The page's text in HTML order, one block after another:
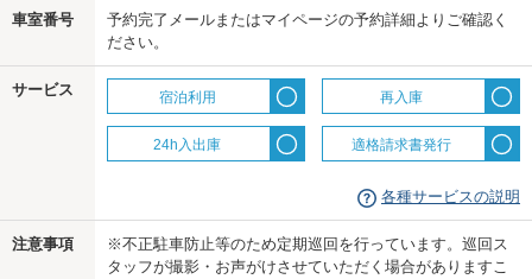
us
車室番号
予約完了メールまたはマイページの予約詳細よりご確認く
ださい。
サービス 宿泊利用 再入庫
24h入出庫 適格請求書発行
各種サービスの説明
注意事項
※不正駐車防止等のため定期巡回を行っています。巡回ス
タッフが撮影・お声がけさせていただく場合がありますこ